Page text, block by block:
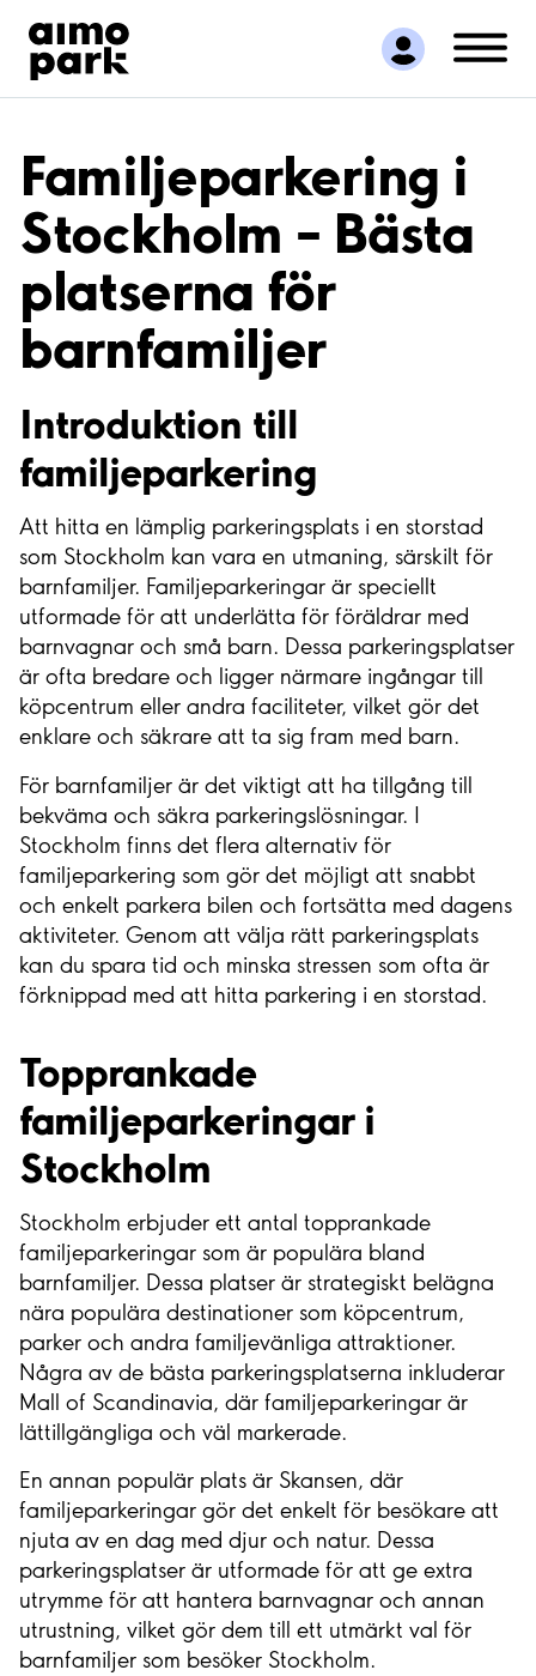
Hitta parkering
Samarbete
Kundservice
Familjeparkering i
Stockholm – Bästa
platserna för
barnfamiljer
Introduktion till
familjeparkering
Att hitta en lämplig parkeringsplats i en storstad
som Stockholm kan vara en utmaning, särskilt för
barnfamiljer. Familjeparkeringar är speciellt
utformade för att underlätta för föräldrar med
barnvagnar och små barn. Dessa parkeringsplatser
är ofta bredare och ligger närmare ingångar till
köpcentrum eller andra faciliteter, vilket gör det
enklare och säkrare att ta sig fram med barn.
För barnfamiljer är det viktigt att ha tillgång till
bekväma och säkra parkeringslösningar. I
Stockholm finns det flera alternativ för
familjeparkering som gör det möjligt att snabbt
och enkelt parkera bilen och fortsätta med dagens
aktiviteter. Genom att välja rätt parkeringsplats
kan du spara tid och minska stressen som ofta är
förknippad med att hitta parkering i en storstad.
Topprankade
familjeparkeringar i
Stockholm
Stockholm erbjuder ett antal topprankade
familjeparkeringar som är populära bland
barnfamiljer. Dessa platser är strategiskt belägna
nära populära destinationer som köpcentrum,
parker och andra familjevänliga attraktioner.
Några av de bästa parkeringsplatserna inkluderar
Mall of Scandinavia, där familjeparkeringar är
lättillgängliga och väl markerade.
En annan populär plats är Skansen, där
familjeparkeringar gör det enkelt för besökare att
njuta av en dag med djur och natur. Dessa
parkeringsplatser är utformade för att ge extra
utrymme för att hantera barnvagnar och annan
utrustning, vilket gör dem till ett utmärkt val för
barnfamiljer som besöker Stockholm.